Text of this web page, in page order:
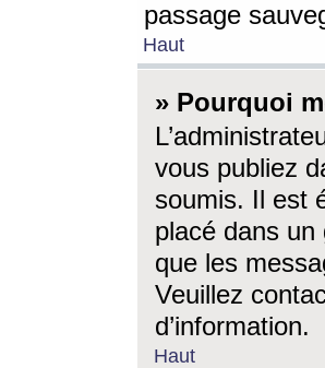
passage
Haut
» Pourquoi
vous publiez
soumis. Il est
placé dans un
que les
Veuillez
d’information.
Haut